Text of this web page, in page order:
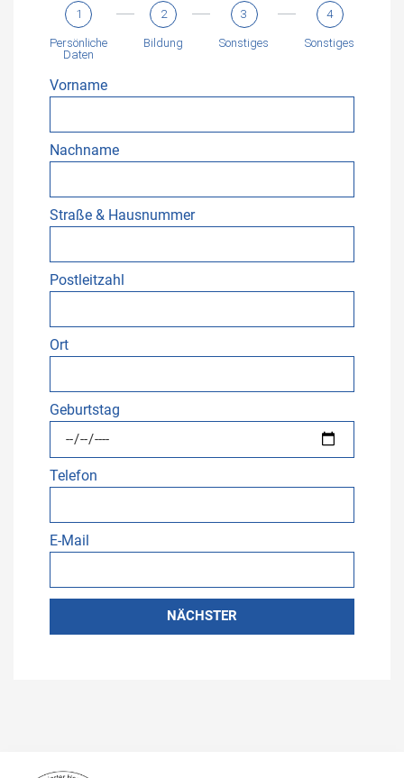
1
Persönliche
Daten
2
Bildung
3
Sonstiges
4
Sonstiges
Vorname
Nachname
Straße & Hausnummer
Postleitzahl
Ort
Geburtstag
Telefon
E-Mail
NÄCHSTER